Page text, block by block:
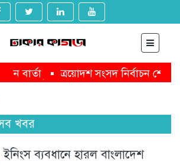
বার্তা
ত্রয়োদশ সংসদ নির্বাচন শেষে
ঐতিহাসিক বিজয়ের শুভেচ্ছা মার্কিন
প্রধান উপদেষ্টার বার্তা
খবর
ইনিংস ব্যবধানে হারল বাংলাদেশ